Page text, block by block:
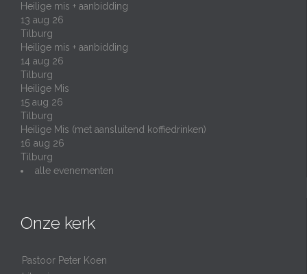
Heilige mis + aanbidding
13 aug 26
Tilburg
Heilige mis + aanbidding
14 aug 26
Tilburg
Heilige Mis
15 aug 26
Tilburg
Heilige Mis (met aansluitend koffiedrinken)
16 aug 26
Tilburg
alle evenementen
Onze kerk
Pastoor Peter Koen